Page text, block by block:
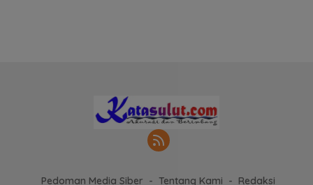
Pedoman Media Siber Tentang Kami Redaksi